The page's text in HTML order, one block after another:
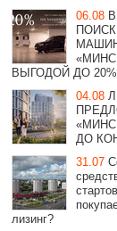
06.08
ВЫГОДОЙ ДО 20%
04.08
ДО
31.07
лизинг?